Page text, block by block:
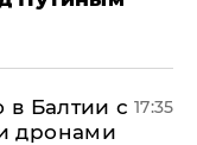
в Балтии с
дронами
17:35